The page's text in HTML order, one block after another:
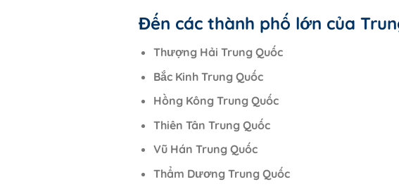
Đến các thành phố lớn của
Thượng Hải Trung Quốc
Bắc Kinh Trung Quốc
Hồng Kông Trung Quốc
Thiên Tân Trung Quốc
Vũ Hán Trung Quốc
Thẩm Dương Trung Quốc